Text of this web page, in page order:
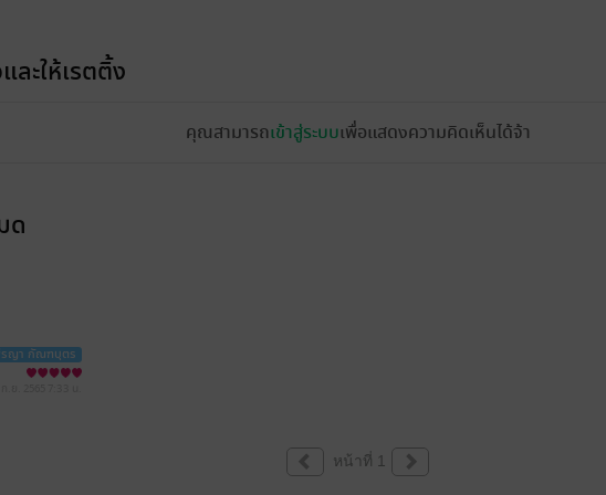
ละให้เรตติ้ง
คุณสามารถเข้าสู่ระบบเพื่อแสดงความคิดเห็นได้จ้า
ด
ญา กัณฑบุตร
หน้าที่ 1